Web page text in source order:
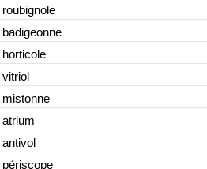
roubignole
badigeonne
horticole
vitriol
mistonne
atrium
antivol
périscope